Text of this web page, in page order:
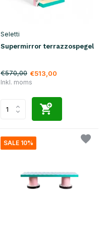
Seletti
Supermirror terrazzospegel
€570,00 €513,00
Inkl. moms
SALE 10%